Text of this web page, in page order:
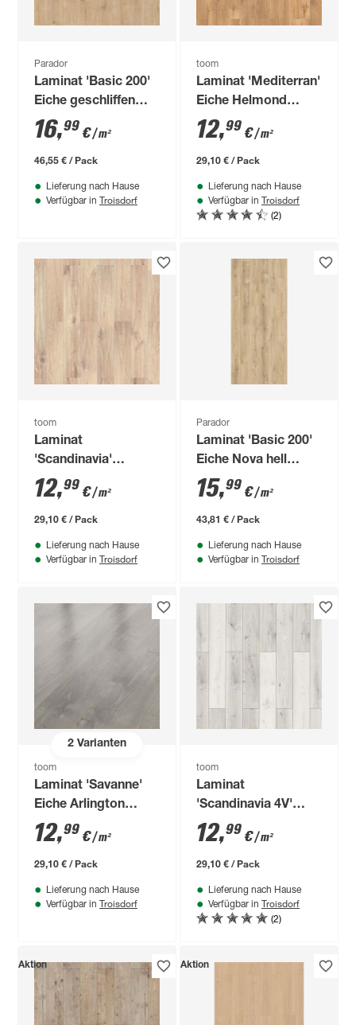
Parador
Laminat 'Basic 200'
Eiche geschliffen
braun 7 mm
16,99 €/ m²
46,55 € / Pack
Lieferung nach Hause
Verfügbar in Troisdorf
toom
Laminat 'Mediterran'
Eiche Helmond
eichefarben 7 mm
12,99 €/ m²
29,10 € / Pack
Lieferung nach Hause
Verfügbar in Troisdorf
(2)
toom
Laminat
'Scandinavia'
Caucasus hellbraun
7 mm
12,99 €/ m²
29,10 € / Pack
Lieferung nach Hause
Verfügbar in Troisdorf
Parador
Laminat 'Basic 200'
Eiche Nova hell
gekälkt 7 mm
15,99 €/ m²
43,81 € / Pack
Lieferung nach Hause
Verfügbar in Troisdorf
2Varianten
toom
Laminat 'Savanne'
Eiche Arlington
dunkelbraun 7 mm
12,99 €/ m²
29,10 € / Pack
Lieferung nach Hause
Verfügbar in Troisdorf
toom
Laminat
'Scandinavia 4V'
Axala hellgrau 7 mm
12,99 €/ m²
29,10 € / Pack
Lieferung nach Hause
Verfügbar in Troisdorf
(2)
Aktion Aktion